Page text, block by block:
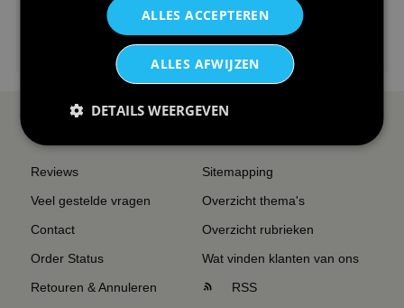
€24,95
I love korfbal t-shirt sport s...
Reviews
Veel gestelde vragen
Contact
Order Status
Retouren & Annuleren
Sitemapping
Overzicht thema's
Overzicht rubrieken
Wat vinden klanten van ons
RSS
ALLES ACCEPTEREN
ALLES AFWIJZEN
DETAILS WEERGEVEN